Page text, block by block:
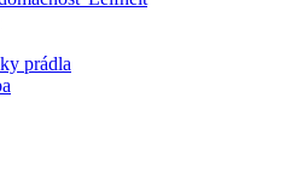
prádla